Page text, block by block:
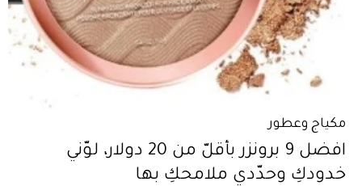
مكياج وعطور
افضل 9 برونزر بأقلّ من 20 دولار، لوّني
خدودكِ وحدّدي ملامحكِ بها